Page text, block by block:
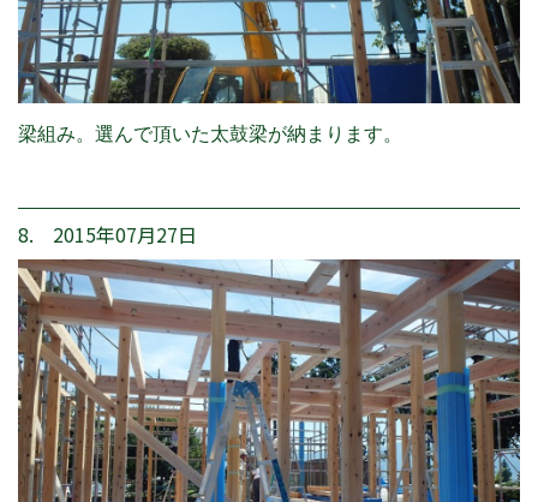
梁組み。選んで頂いた太鼓梁が納まります。
8. 2015年07月27日